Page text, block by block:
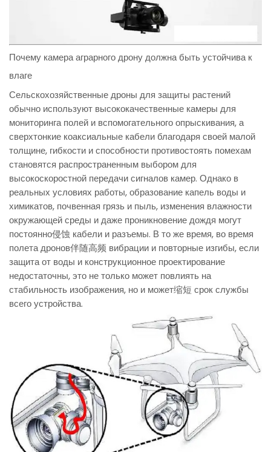
Почему камера аграрного дрону должна быть устойчива к
влаге
Сельскохозяйственные дроны для защиты растений
обычно используют высококачественные камеры для
мониторинга полей и вспомогательного опрыскивания, а
сверхтонкие коаксиальные кабели благодаря своей малой
толщине, гибкости и способности противостоять помехам
становятся распространенным выбором для
высокоскоростной передачи сигналов камер. Однако в
реальных условиях работы, образование капель воды и
химикатов, почвенная грязь и пыль, изменения влажности
окружающей среды и даже проникновение дождя могут
постоянно侵蚀 кабели и разъемы. В то же время, во время
полета дронов伴随高频 вибрации и повторные изгибы, если
защита от воды и конструкционное проектирование
недостаточны, это не только может повлиять на
стабильность изображения, но и может缩短 срок службы
всего устройства.